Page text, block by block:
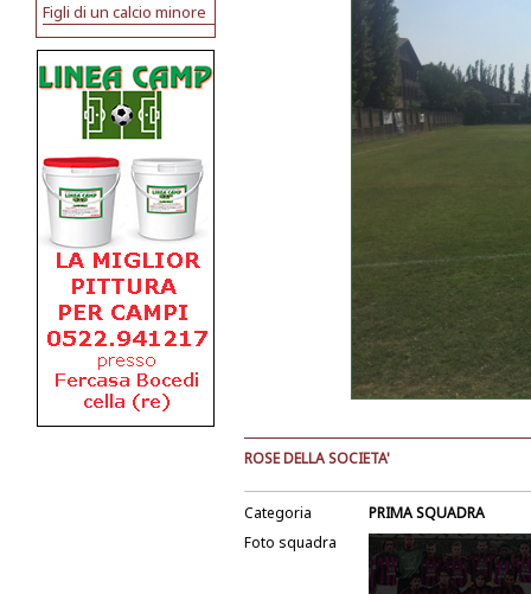
Figli di un calcio minore
ROSE DELLA SOCIETA'
Categoria
PRIMA SQUADRA
Foto squadra